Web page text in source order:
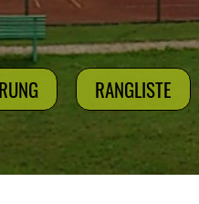
RANGLISTE